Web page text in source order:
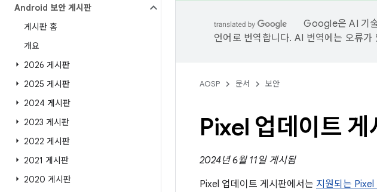
Android 보안 게시판
게시판 홈
개요
2026 게시판
2025 게시판
2024 게시판
2023 게시판
2022 게시판
2021 게시판
2020 게시판
Google은 AI 기
언어로 번역합니다. AI 번역에는 오류가
AOSP 문서 보안
Pixel 업데이트
2024년 6월 11일 게시됨
Pixel 업데이트 게시판에서는 지원되는 Pixel